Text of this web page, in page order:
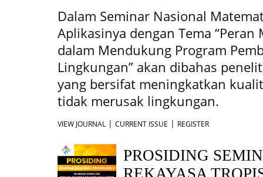
Dalam Seminar Nasional
Aplikasinya dengan Tema
dalam Mendukung Program
Lingkungan” akan dibahas
yang bersifat meningkatkan
tidak merusak lingkungan.
VIEW JOURNAL | CURRENT ISSUE | REGISTER
PROSIDING
REKAYASA